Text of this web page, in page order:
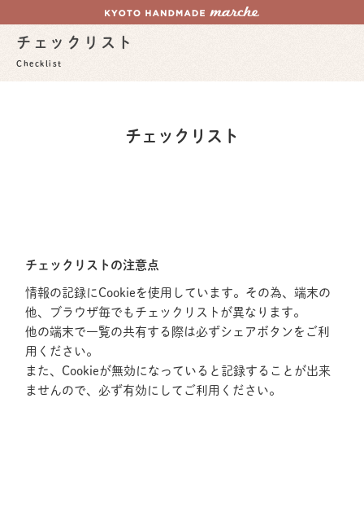
チェックリスト
Checklist
チェックリスト
チェックリストの注意点
情報の記録にCookieを使用しています。その為、端末の
他、ブラウザ毎でもチェックリストが異なります。
他の端末で一覧の共有する際は必ずシェアボタンをご利
用ください。
また、Cookieが無効になっていると記録することが出来
ませんので、必ず有効にしてご利用ください。